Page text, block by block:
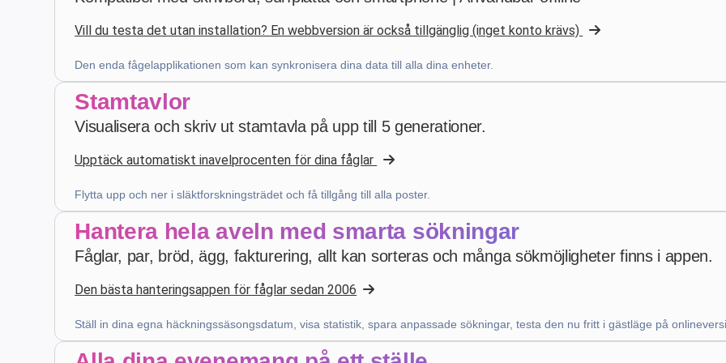
Patrick Salmon ·France
starstarstarstarstar v4.3.21
för 4 veckor sedan
bruno peri ·Italia
star starstarstarstar
för 4 veckor sedan
starstar
Femstjärnig bedömning Femstjärnig bedömning
Robert Banasiewicz ·Polska
v4.3.21
Nhb Bourahmah ·Kuwait
Vill du testa det utan installation? En webbversion är också tillgänglig (inget konto krävs)
Den enda fågelapplikationen som kan synkronisera dina data till alla dina enheter.
Stamtavlor
Visualisera och skriv ut stamtavla på upp till 5 generationer.
Upptäck automatiskt inavelprocenten för dina fåglar
Flytta upp och ner i släktforskningsträdet och få tillgång till alla poster.
Hantera hela aveln med smarta sökningar
Fåglar, par, bröd, ägg, fakturering, allt kan sorteras och många sökmöjligheter finns i appen.
Den bästa hanteringsappen för fåglar sedan 2006
Ställ in dina egna häckningssäsongsdatum, visa statistik, spara anpassade sökningar, testa den nu fritt i gästläge på